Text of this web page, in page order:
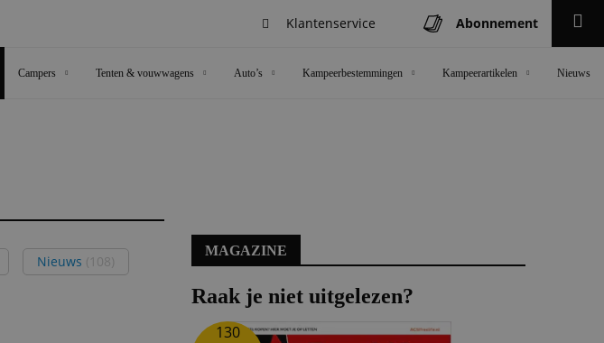
Klantenservice Abonnement
Campers Tenten & vouwwagens Auto’s Kampeerbestemmingen Kampeerartikelen Nieuws
Nieuws (108)
MAGAZINE
Raak je niet uitgelezen?
130